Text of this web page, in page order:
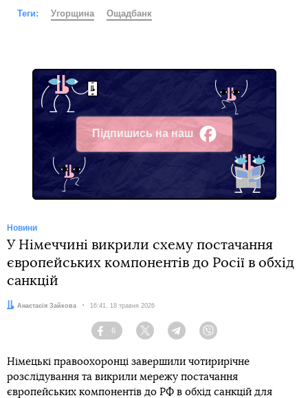
Теги: Угорщина Ощадбанк
Підпишись на наш
Facebook
Новини
У Німеччині викрили схему постачання
європейських компонентів до Росії в обхід
санкцій
Автор:
Анастасія Зайкова Дата:
16:41, 18 травня 2026
Facebook
6
Twitter TelegramViber
Німецькі правоохоронці завершили чотирирічне
розслідування та викрили мережу постачання
європейських компонентів до РФ в обхід санкцій для